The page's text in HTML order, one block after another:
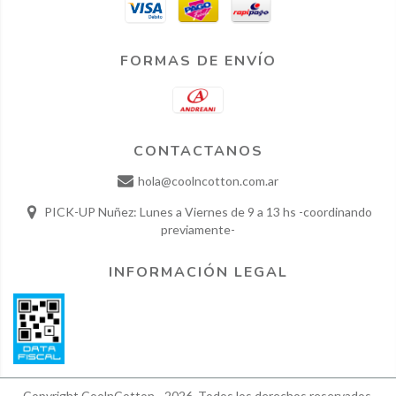
FORMAS DE ENVÍO
CONTACTANOS
hola@coolncotton.com.ar
PICK-UP Nuñez: Lunes a Viernes de 9 a 13 hs -coordinando
previamente-
INFORMACIÓN LEGAL